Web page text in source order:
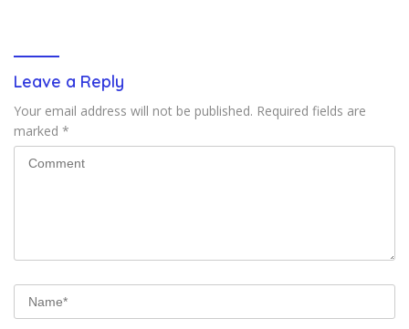
Leave a Reply
Your email address will not be published. Required fields are
marked *